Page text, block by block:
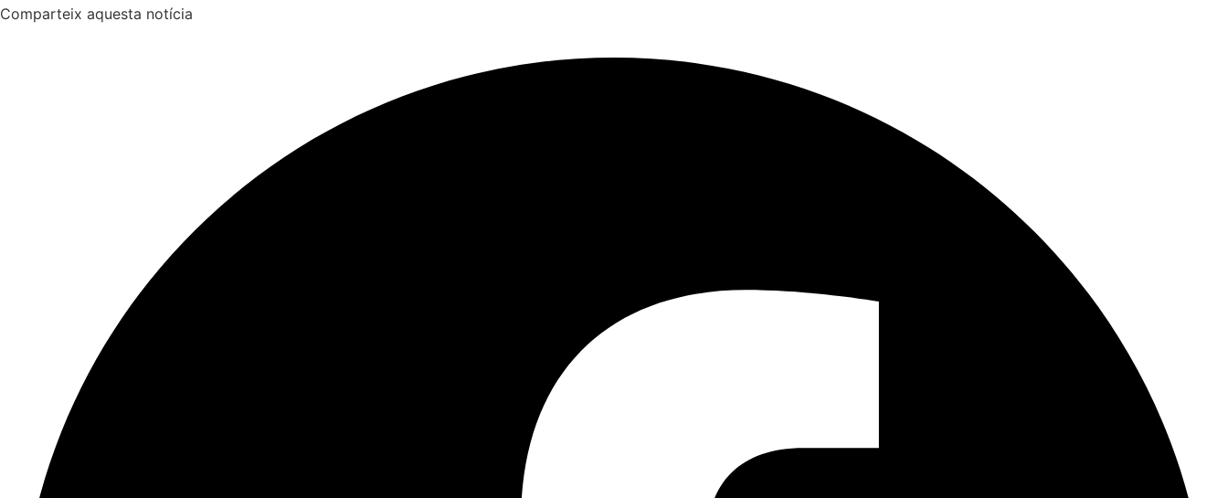
Comparteix aquesta notícia